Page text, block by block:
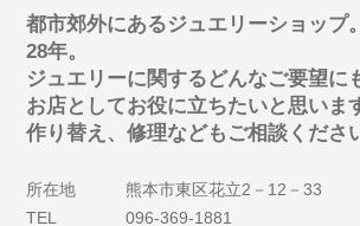
都市郊外にあるジュエリーショップ
28年。
ジュエリーに関するどんなご要望に
お店としてお役に立ちたいと思いま
作り替え、修理などもご相談くださ
所在地
熊本市東区花立2－12－33
TEL
096-369-1881